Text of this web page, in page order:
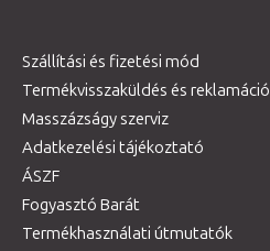
Szállítási és fizetési mód
Termékvisszaküldés és reklamáció
Masszázságy szerviz
Adatkezelési tájékoztató
ÁSZF
Fogyasztó Barát
Termékhasználati útmutatók